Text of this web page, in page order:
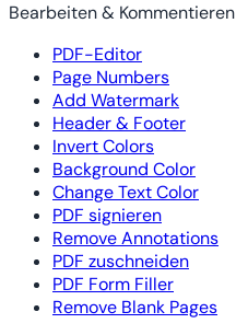
Bearbeiten & Kommentieren
PDF-Editor
Page Numbers
Add Watermark
Header & Footer
Invert Colors
Background Color
Change Text Color
PDF signieren
Remove Annotations
PDF zuschneiden
PDF Form Filler
Remove Blank Pages